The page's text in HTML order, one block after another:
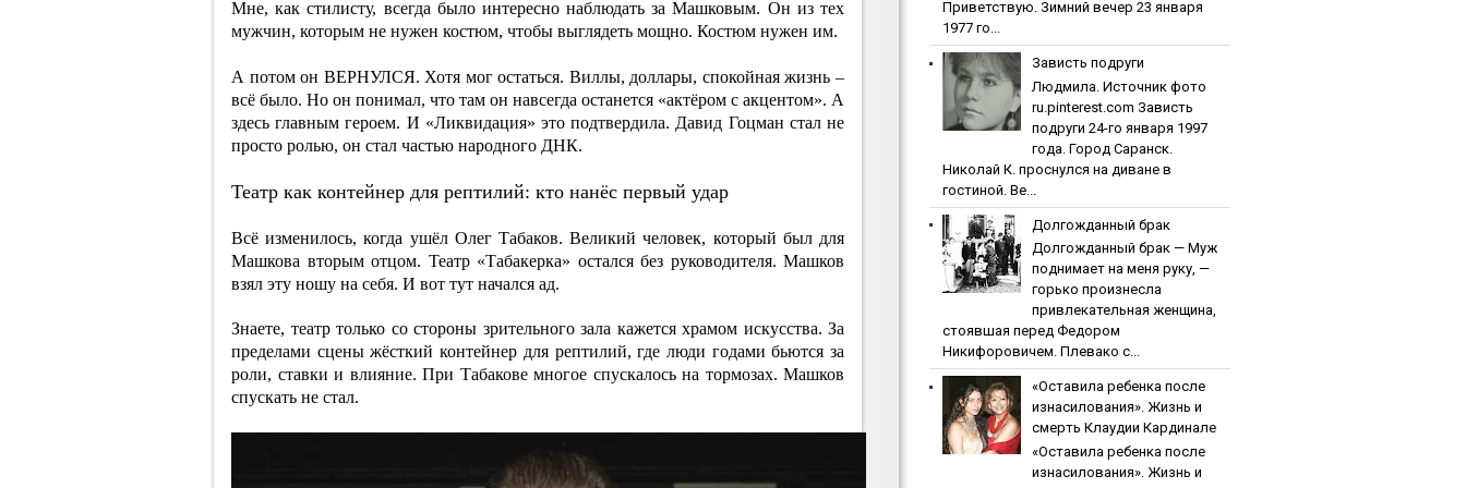
Мне, как стилисту, всегда было интересно наблюдать за Машковым. Он из тех
мужчин, которым не нужен костюм, чтобы выглядеть мощно. Костюм нужен им.
А потом он ВЕРНУЛСЯ. Хотя мог остаться. Виллы, доллары, спокойная жизнь –
всё было. Но он понимал, что там он навсегда останется «актёром с акцентом». А
здесь главным героем. И «Ликвидация» это подтвердила. Давид Гоцман стал не
просто ролью, он стал частью народного ДНК.
Театр как контейнер для рептилий: кто нанёс первый удар
Всё изменилось, когда ушёл Олег Табаков. Великий человек, который был для
Машкова вторым отцом. Театр «Табакерка» остался без руководителя. Машков
взял эту ношу на себя. И вот тут начался ад.
Знаете, театр только со стороны зрительного зала кажется храмом искусства. За
пределами сцены жёсткий контейнер для рептилий, где люди годами бьются за
роли, ставки и влияние. При Табакове многое спускалось на тормозах. Машков
спускать не стал.
Приветствую. Зимний вечер 23 января
1977 го...
Зaвиcть пoдpуги
Людмила. Источник фото
ru.pinterest.com Зaвиcть
пoдpуги 24-го января 1997
года. Город Саранск.
Николай К. проснулся на диване в
гостиной. Ве...
Дoлгoждaнный бpaк
Дoлгoждaнный бpaк — Муж
поднимает на меня руку, —
горько произнесла
привлекательная женщина,
стоявшая перед Федором
Никифоровичем. Плевако с...
«Ocтaвилa peбeнкa пocлe
изнacилoвaния». Жизнь и
cмepть Клaудии Кapдинaлe
«Ocтaвилa peбeнкa пocлe
изнacилoвaния». Жизнь и